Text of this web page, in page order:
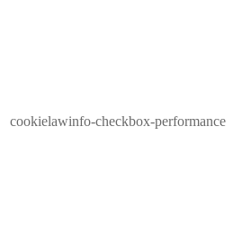
cookielawinfo-checkbox-performance